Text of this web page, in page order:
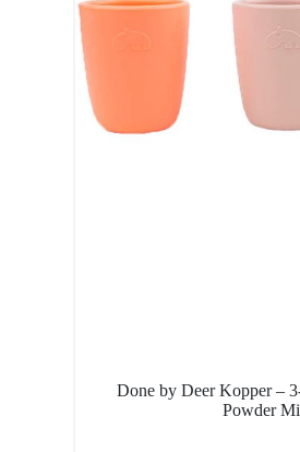
Done by Deer Kopper –
Powder